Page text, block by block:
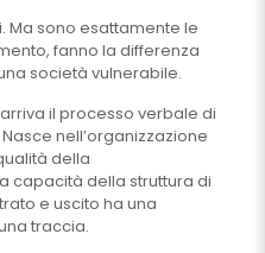
Ma sono esattamente le
fanno la differenza
società vulnerabile.
il processo verbale di
nell’organizzazione
della
capacità della struttura di
e uscito ha una
traccia.